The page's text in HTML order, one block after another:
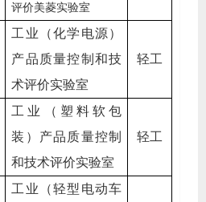
评价美菱实验室
工业（化学电源）
产品质量控制和技
术评价实验室
轻工
工业（塑料软包
装）产品质量控制
和技术评价实验室
轻工
工业（轻型电动车